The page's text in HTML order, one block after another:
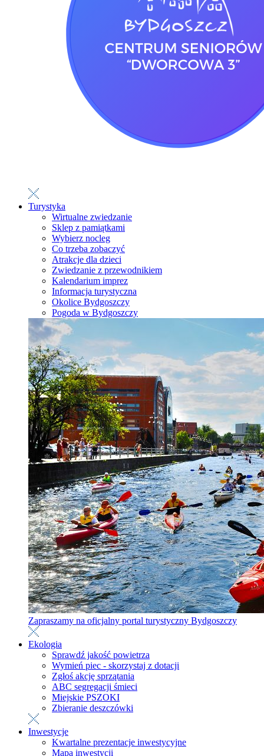
Turystyka
Wirtualne zwiedzanie
Sklep z pamiątkami
Wybierz nocleg
Co trzeba zobaczyć
Atrakcje dla dzieci
Zwiedzanie z przewodnikiem
Kalendarium imprez
Informacja turystyczna
Okolice Bydgoszczy
Pogoda w Bydgoszczy
Zapraszamy na oficjalny portal turystyczny Bydgoszczy
Ekologia
Sprawdź jakość powietrza
Wymień piec - skorzystaj z dotacji
Zgłoś akcję sprzątania
ABC segregacji śmieci
Miejskie PSZOKI
Zbieranie deszczówki
Inwestycje
Kwartalne prezentacje inwestycyjne
Mapa inwestycji